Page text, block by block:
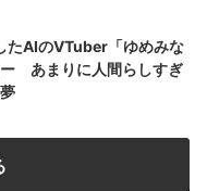
たAIのVTuber「ゆめみな
あまりに人間らしすぎ